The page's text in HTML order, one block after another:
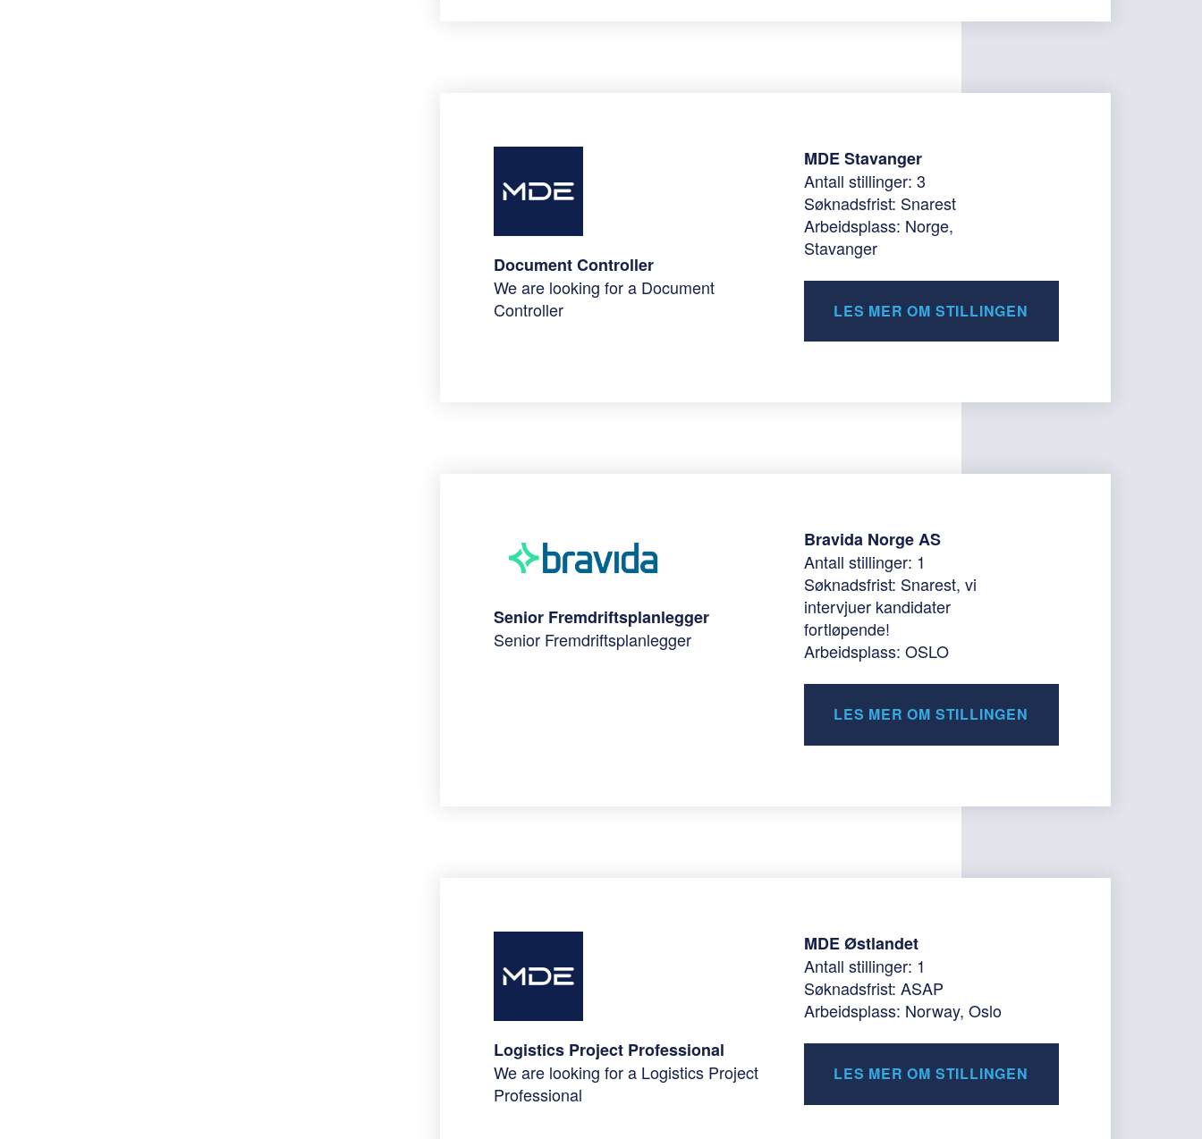
Document Controller
We are looking for a Document
Controller
MDE Stavanger
Antall stillinger: 3
Søknadsfrist: Snarest
Arbeidsplass: Norge,
Stavanger
LES MER OM STILLINGEN
Senior Fremdriftsplanlegger
Senior Fremdriftsplanlegger
Bravida Norge AS
Antall stillinger: 1
Søknadsfrist: Snarest, vi
intervjuer kandidater
fortløpende!
Arbeidsplass: OSLO
LES MER OM STILLINGEN
Logistics Project Professional
We are looking for a Logistics Project
Professional
MDE Østlandet
Antall stillinger: 1
Søknadsfrist: ASAP
Arbeidsplass: Norway, Oslo
LES MER OM STILLINGEN